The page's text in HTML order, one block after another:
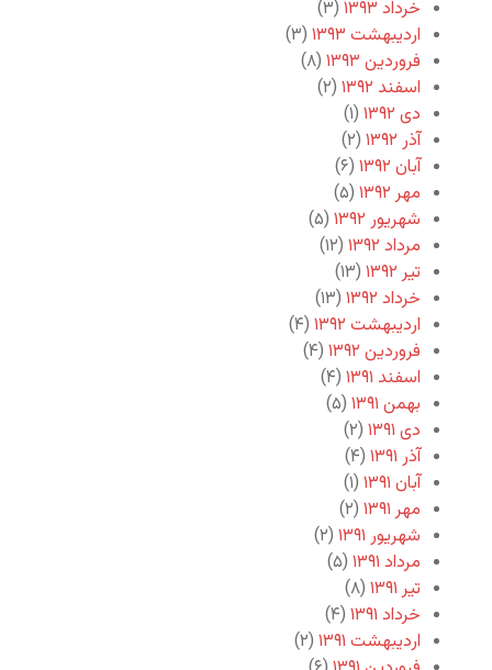
خرداد ۱۳۹۳
(۳)
اردیبهشت ۱۳۹۳
(۳)
فروردین ۱۳۹۳
(۸)
اسفند ۱۳۹۲
(۲)
دی ۱۳۹۲
(۱)
آذر ۱۳۹۲
(۲)
آبان ۱۳۹۲
(۶)
مهر ۱۳۹۲
(۵)
شهریور ۱۳۹۲
(۵)
مرداد ۱۳۹۲
(۱۲)
تیر ۱۳۹۲
(۱۳)
خرداد ۱۳۹۲
(۱۳)
اردیبهشت ۱۳۹۲
(۴)
فروردین ۱۳۹۲
(۴)
اسفند ۱۳۹۱
(۴)
بهمن ۱۳۹۱
(۵)
دی ۱۳۹۱
(۲)
آذر ۱۳۹۱
(۴)
آبان ۱۳۹۱
(۱)
مهر ۱۳۹۱
(۲)
شهریور ۱۳۹۱
(۲)
مرداد ۱۳۹۱
(۵)
تیر ۱۳۹۱
(۸)
خرداد ۱۳۹۱
(۴)
اردیبهشت ۱۳۹۱
(۲)